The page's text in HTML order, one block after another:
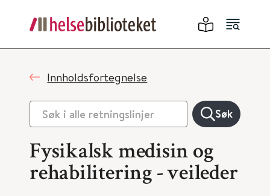
Innholdsfortegnelse
Søk
Fysikalsk medisin og
rehabilitering - veileder